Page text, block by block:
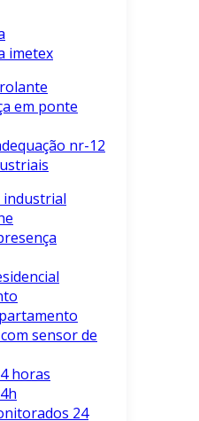
imetex
em ponte
nr-12
industrial
sensor de
horas
24